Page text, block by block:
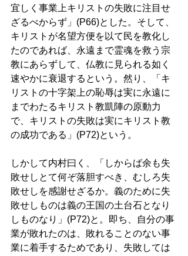
宜しく事業上キリストの失敗に注目せ
ざるべからず」(P66)とした。そして、
キリストが名望方便を以て民を教化し
たのであれば、永遠まで霊魂を救う宗
教にあらずして、仏教に見られる如く
速やかに衰退するという。然り、「キ
リストの十字架上の恥辱は実に永遠に
までわたるキリスト教凱陣の原動力
で、キリストの失敗は実にキリスト教
の成功である」(P72)という。
しかして内村曰く、「しからば余も失
敗せしとて何ぞ落胆すべき、むしろ失
敗せしを感謝せざるか。義のために失
敗せしものは義の王国の土台石となり
しものなり」(P72)と。即ち、自分の事
業が敗れたのは、敗れることのない事
業に着手するためであり、失敗しては